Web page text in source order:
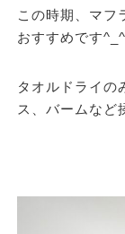
この時期、マフ
おすすめです^_^
タオルドライの
ス、バームなど